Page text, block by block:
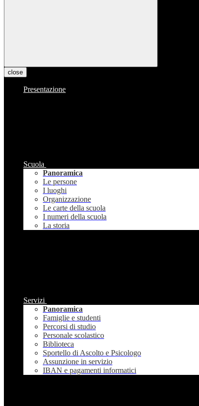
close
Presentazione
Scuola
Panoramica
Le persone
I luoghi
Organizzazione
Le carte della scuola
I numeri della scuola
La storia
Servizi
Panoramica
Famiglie e studenti
Percorsi di studio
Personale scolastico
Biblioteca
Sportello di Ascolto e Psicologo
Assunzione in servizio
IBAN e pagamenti informatici